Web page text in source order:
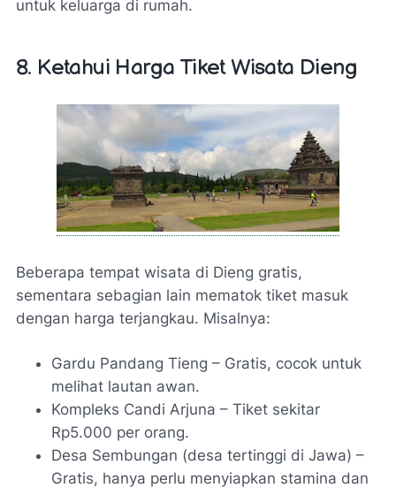
untuk keluarga di rumah.
8. Ketahui Harga Tiket Wisata Dieng
Beberapa tempat wisata di Dieng gratis,
sementara sebagian lain mematok tiket masuk
dengan harga terjangkau. Misalnya:
Gardu Pandang Tieng – Gratis, cocok untuk
melihat lautan awan.
Kompleks Candi Arjuna – Tiket sekitar
Rp5.000 per orang.
Desa Sembungan (desa tertinggi di Jawa) –
Gratis, hanya perlu menyiapkan stamina dan